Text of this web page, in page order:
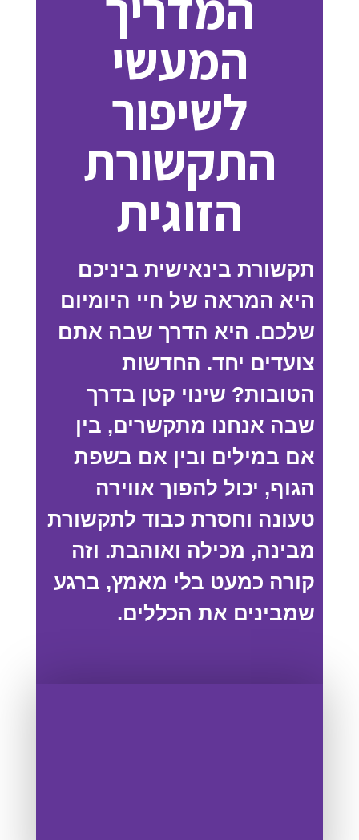
המעשי
לשיפור
התקשורת
הזוגית
תקשורת בינאישית ביניכם
היא המראה של חיי היומיום
שלכם. היא הדרך שבה אתם
צועדים יחד. החדשות
הטובות? שינוי קטן בדרך
שבה אנחנו מתקשרים, בין
אם במילים ובין אם בשפת
הגוף, יכול להפוך אווירה
טעונה וחסרת כבוד לתקשורת
מבינה, מכילה ואוהבת. וזה
קורה כמעט בלי מאמץ, ברגע
שמבינים את הכללים.